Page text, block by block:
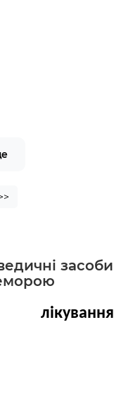
засоби
коли набухають і